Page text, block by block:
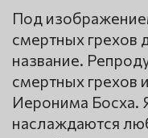
Под
смертных грехов
название.
смертных грехов
Иеронима Босха.
наслаждаются